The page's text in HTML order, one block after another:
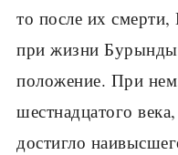
то после их
при жизни
положение. При
шестнадцатого
достигло